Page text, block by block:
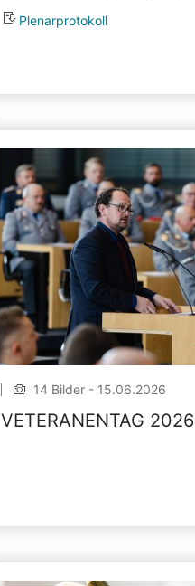
Plenarprotokoll
14 Bilder - 15.06.2026
VETERANENTAG 2026